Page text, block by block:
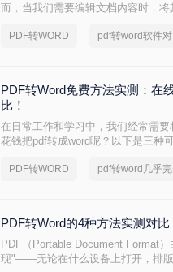
而，当我们需要编辑文档内容时，
PDF转WORD pdf转word软件
PDF转Word免费方法实测：在
比！
在日常工作和学习中，我们经常需
花钱把pdf转成word呢？以下是三种
PDF转WORD
PDF转Word的4种方法实测对比
PDF（Portable Document Format
现"——无论在什么设备上打开，排版